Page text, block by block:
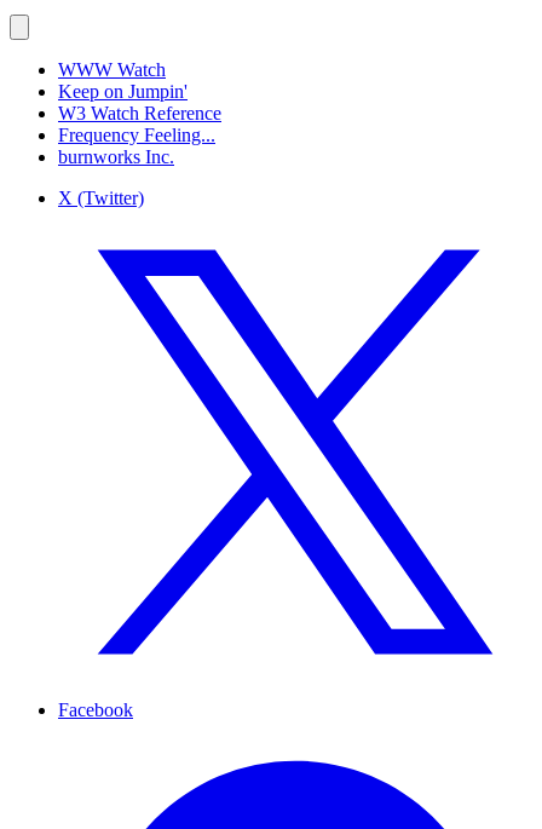
WWW Watch
Keep on Jumpin'
W3 Watch Reference
Frequency Feeling...
burnworks Inc.
X (Twitter)
Facebook